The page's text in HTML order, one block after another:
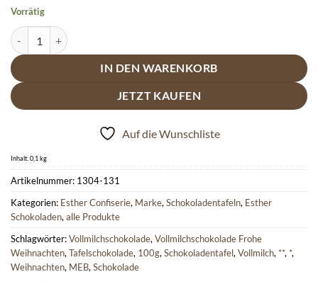
Vorrätig
Esther Tafelschokolade "Frohe Weihnachten" 100g
IN DEN WARENKORB
JETZT KAUFEN
Auf die Wunschliste
Inhalt: 0,1 kg
Artikelnummer: 1304-131
Kategorien: Esther Confiserie, Marke, Schokoladentafeln, Esther
Schokoladen, alle Produkte
Schlagwörter:Vollmilchschokolade, Vollmilchschokolade Frohe
Weihnachten, Tafelschokolade, 100g, Schokoladentafel, Vollmilch, **, *,
Weihnachten, MEB, Schokolade